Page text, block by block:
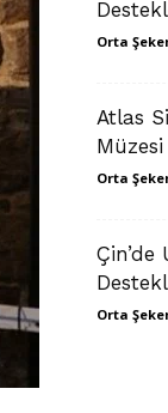
Orta
Atlas
Müzesi
Orta
Çin’de
Orta